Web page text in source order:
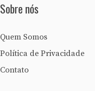
Sobre nós
Quem Somos
Política de Privacidade
Contato